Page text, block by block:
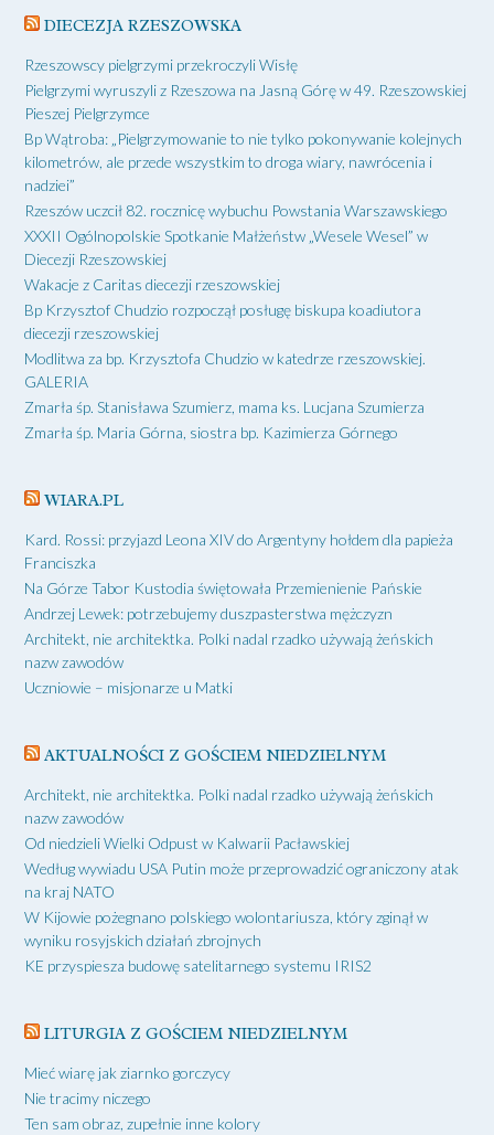
DIECEZJA RZESZOWSKA
Rzeszowscy pielgrzymi przekroczyli Wisłę
Pielgrzymi wyruszyli z Rzeszowa na Jasną Górę w 49. Rzeszowskiej
Pieszej Pielgrzymce
Bp Wątroba: „Pielgrzymowanie to nie tylko pokonywanie kolejnych
kilometrów, ale przede wszystkim to droga wiary, nawrócenia i
nadziei”
Rzeszów uczcił 82. rocznicę wybuchu Powstania Warszawskiego
XXXII Ogólnopolskie Spotkanie Małżeństw „Wesele Wesel” w
Diecezji Rzeszowskiej
Wakacje z Caritas diecezji rzeszowskiej
Bp Krzysztof Chudzio rozpoczął posługę biskupa koadiutora
diecezji rzeszowskiej
Modlitwa za bp. Krzysztofa Chudzio w katedrze rzeszowskiej.
GALERIA
Zmarła śp. Stanisława Szumierz, mama ks. Lucjana Szumierza
Zmarła śp. Maria Górna, siostra bp. Kazimierza Górnego
WIARA.PL
Kard. Rossi: przyjazd Leona XIV do Argentyny hołdem dla papieża
Franciszka
Na Górze Tabor Kustodia świętowała Przemienienie Pańskie
Andrzej Lewek: potrzebujemy duszpasterstwa mężczyzn
Architekt, nie architektka. Polki nadal rzadko używają żeńskich
nazw zawodów
Uczniowie – misjonarze u Matki
AKTUALNOŚCI Z GOŚCIEM NIEDZIELNYM
Architekt, nie architektka. Polki nadal rzadko używają żeńskich
nazw zawodów
Od niedzieli Wielki Odpust w Kalwarii Pacławskiej
Według wywiadu USA Putin może przeprowadzić ograniczony atak
na kraj NATO
W Kijowie pożegnano polskiego wolontariusza, który zginął w
wyniku rosyjskich działań zbrojnych
KE przyspiesza budowę satelitarnego systemu IRIS2
LITURGIA Z GOŚCIEM NIEDZIELNYM
Mieć wiarę jak ziarnko gorczycy
Nie tracimy niczego
Ten sam obraz, zupełnie inne kolory